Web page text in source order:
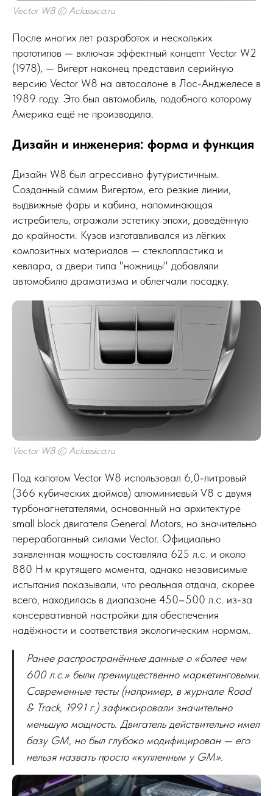
Vector W8 © Aclassica.ru
После многих лет разработок и нескольких
прототипов — включая эффектный концепт Vector W2
(1978), — Вигерт наконец представил серийную
версию Vector W8 на автосалоне в Лос-Анджелесе в
1989 году. Это был автомобиль, подобного которому
Америка ещё не производила.
Дизайн и инженерия: форма и функция
Дизайн W8 был агрессивно футуристичным.
Созданный самим Вигертом, его резкие линии,
выдвижные фары и кабина, напоминающая
истребитель, отражали эстетику эпохи, доведённую
до крайности. Кузов изготавливался из лёгких
композитных материалов — стеклопластика и
кевлара, а двери типа "ножницы" добавляли
автомобилю драматизма и облегчали посадку.
Vector W8 © Aclassica.ru
Под капотом Vector W8 использовал 6,0-литровый
(366 кубических дюймов) алюминиевый V8 с двумя
турбонагнетателями, основанный на архитектуре
small block двигателя General Motors, но значительно
переработанный силами Vector. Официально
заявленная мощность составляла 625 л.с. и около
880 Н·м крутящего момента, однако независимые
испытания показывали, что реальная отдача, скорее
всего, находилась в диапазоне 450–500 л.с. из-за
консервативной настройки для обеспечения
надёжности и соответствия экологическим нормам.
Ранее распространённые данные о «более чем
600 л.с.» были преимущественно маркетинговыми.
Современные тесты (например, в журнале Road
& Track, 1991 г.) зафиксировали значительно
меньшую мощность. Двигатель действительно имел
базу GM, но был глубоко модифицирован — его
нельзя назвать просто «купленным у GM».